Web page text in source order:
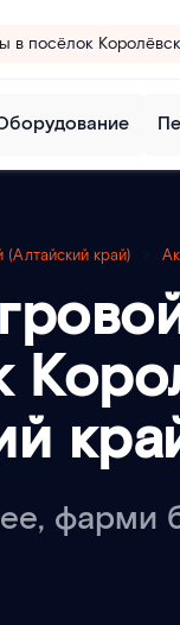
в посёлок
край)
фарми